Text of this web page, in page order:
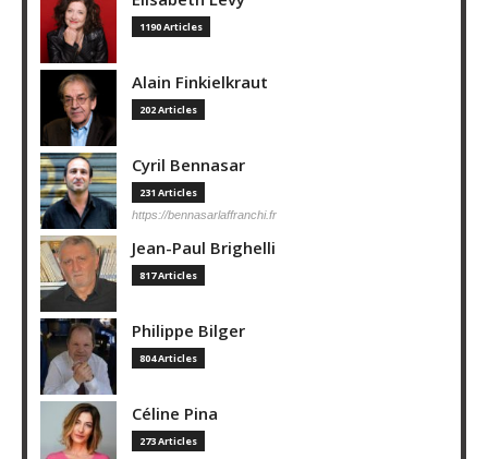
1190 Articles
Alain Finkielkraut
202 Articles
Cyril Bennasar
231 Articles
https://bennasarlaffranchi.fr
Jean-Paul Brighelli
817 Articles
Philippe Bilger
804 Articles
Céline Pina
273 Articles